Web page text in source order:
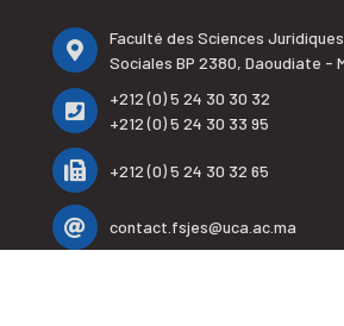
Faculté des Sciences
Sociales BP 2380, Daoudiate -
+212 (0) 5 24 30 30 32
+212 (0) 5 24 30 33 95
+212 (0) 5 24 30 32 65
contact.fsjes@uca.ac.ma